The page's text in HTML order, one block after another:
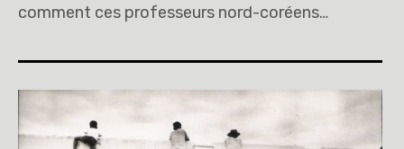
comment ces professeurs nord-coréens…